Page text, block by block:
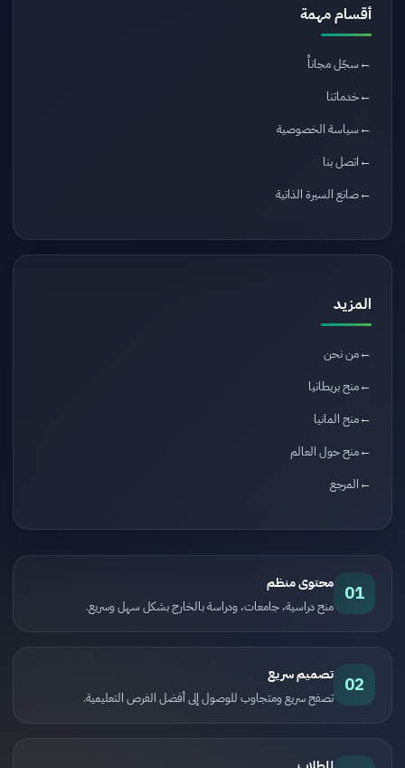
أقسام مهمة
سجّل مجاناً
خدماتنا
سياسة الخصوصية
اتصل بنا
صانع السيرة الذاتية
المزيد
من نحن
منح بريطانيا
منح المانيا
منح حول العالم
المرجع
01 محتوى منظم
منح دراسية، جامعات، ودراسة بالخارج بشكل سهل وسريع.
02 تصميم سريع
تصفح سريع ومتجاوب للوصول إلى أفضل الفرص التعليمية.